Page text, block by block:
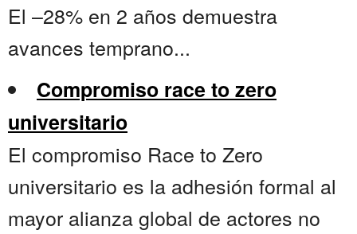
El –28% en 2 años demuestra
avances temprano...
Compromiso race to zero
universitario
El compromiso Race to Zero
universitario es la adhesión formal al
mayor alianza global de actores no